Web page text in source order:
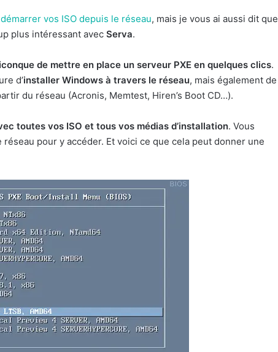
démarrer vos ISO depuis le réseau, mais je vous ai aussi dit que
plus intéressant avec Serva.
de mettre en place un serveur PXE en quelques clics.
d’installer Windows à travers le réseau, mais également de
du réseau (Acronis, Memtest, Hiren’s Boot CD…).
toutes vos ISO et tous vos médias d’installation. Vous
pour y accéder. Et voici ce que cela peut donner une